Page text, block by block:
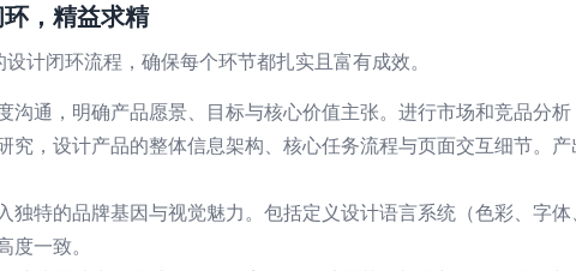
，精益求精
计闭环流程，确保每个环节都扎实且富有成效。
沟通，明确产品愿景、目标与核心价值主张。进行市场和竞品分
究，设计产品的整体信息架构、核心任务流程与页面交互细节。
独特的品牌基因与视觉魅力。包括定义设计语言系统（色彩、字
一致。